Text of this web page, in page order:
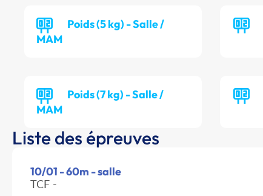
Poids (5 kg) - Salle /
MAM
Poids (7 kg) - Salle /
MAM
Liste des épreuves
10/01 - 60m - salle
TCF -